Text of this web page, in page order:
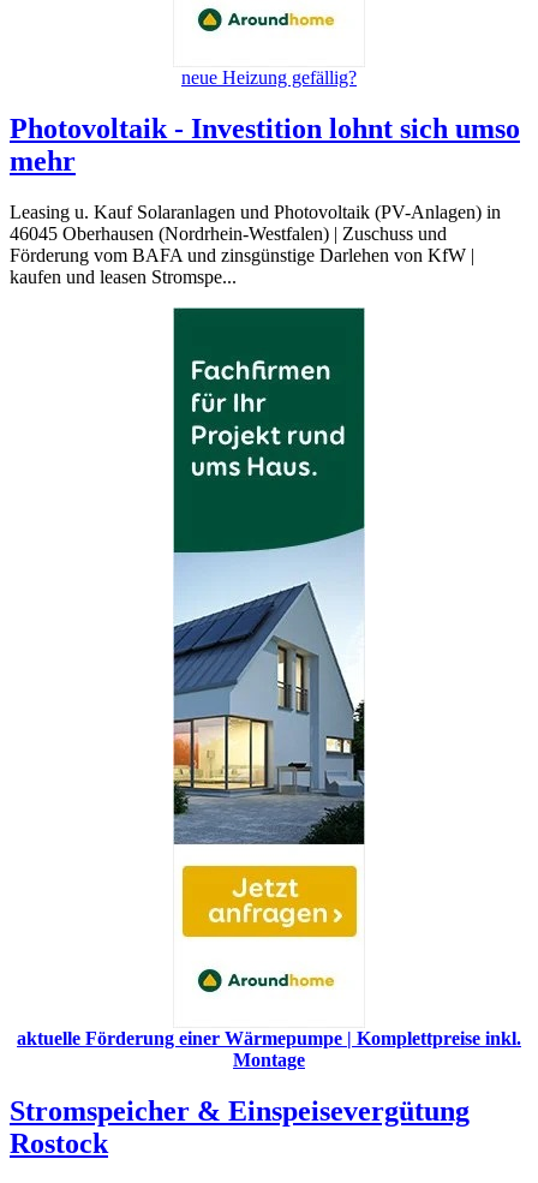
neue Heizung gefällig?
Photovoltaik - Investition lohnt sich umso
mehr
Leasing u. Kauf Solaranlagen und Photovoltaik (PV-Anlagen) in
46045 Oberhausen (Nordrhein-Westfalen) | Zuschuss und
Förderung vom BAFA und zinsgünstige Darlehen von KfW |
kaufen und leasen Stromspe...
aktuelle Förderung einer Wärmepumpe | Komplettpreise inkl.
Montage
Stromspeicher & Einspeisevergütung
Rostock